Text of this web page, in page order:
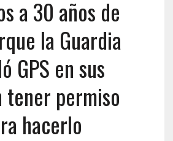
a 30 años de
la Guardia
GPS en sus
tener permiso
hacerlo